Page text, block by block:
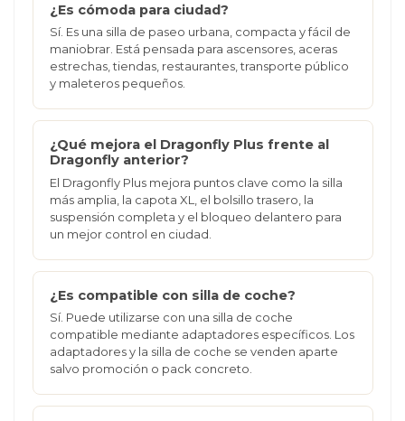
¿Es cómoda para ciudad?
Sí. Es una silla de paseo urbana, compacta y fácil de
maniobrar. Está pensada para ascensores, aceras
estrechas, tiendas, restaurantes, transporte público
y maleteros pequeños.
¿Qué mejora el Dragonfly Plus frente al
Dragonfly anterior?
El Dragonfly Plus mejora puntos clave como la silla
más amplia, la capota XL, el bolsillo trasero, la
suspensión completa y el bloqueo delantero para
un mejor control en ciudad.
¿Es compatible con silla de coche?
Sí. Puede utilizarse con una silla de coche
compatible mediante adaptadores específicos. Los
adaptadores y la silla de coche se venden aparte
salvo promoción o pack concreto.